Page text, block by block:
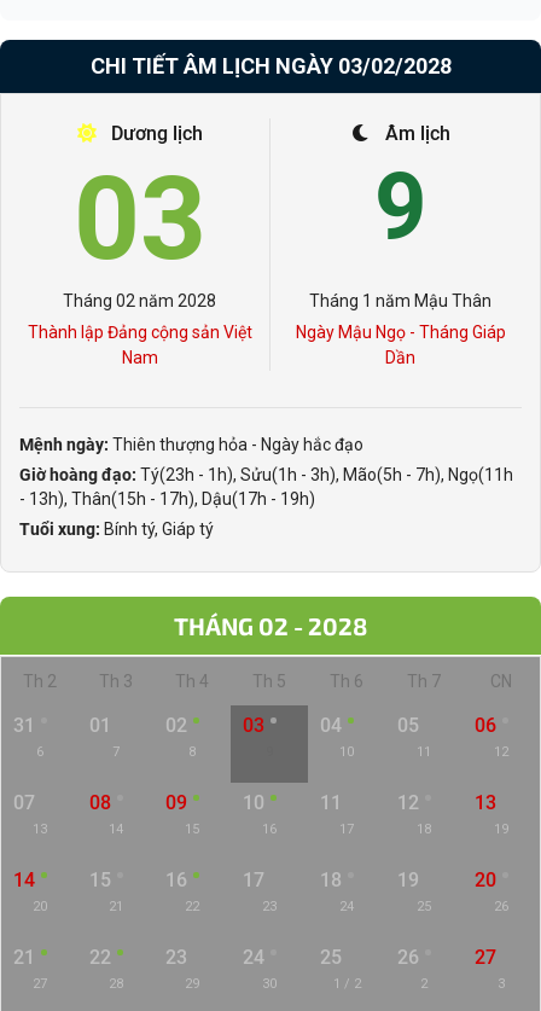
CHI TIẾT ÂM LỊCH NGÀY 03/02/2028
Dương lịch
03
Tháng 02 năm 2028
Thành lập Đảng cộng sản Việt
Nam
Âm lịch
9
Tháng 1 năm Mậu Thân
Ngày Mậu Ngọ - Tháng Giáp
Dần
Mệnh ngày: Thiên thượng hỏa - Ngày hắc đạo
Giờ hoàng đạo: Tý(23h - 1h), Sửu(1h - 3h), Mão(5h - 7h), Ngọ(11h
- 13h), Thân(15h - 17h), Dậu(17h - 19h)
Tuổi xung: Bính tý, Giáp tý
THÁNG 02 - 2028
Th 2 Th 3 Th 4 Th 5 Th 6 Th 7 CN
31
6
01
7
02
8
03 04
10
05
11
06
12
07
13
08
14
09
15
10
16
11
17
12
18
13
19
14
20
15
21
16
22
17
23
18
24
19
25
20
26
21
27
22
28
23
29
24
30
25
1 / 2
26
2
27
3